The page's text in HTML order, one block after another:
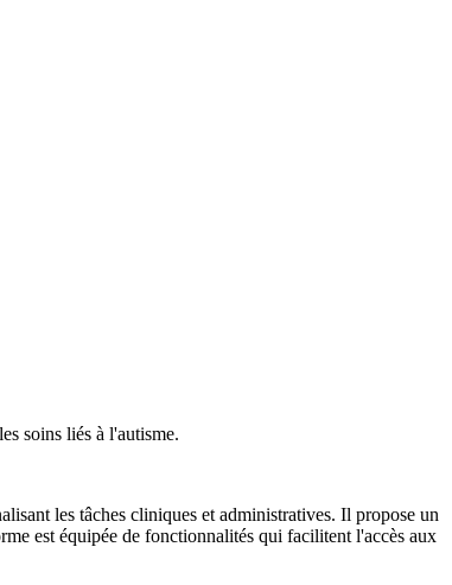
soins liés à l'autisme.
les tâches cliniques et administratives. Il propose un
est équipée de fonctionnalités qui facilitent l'accès aux